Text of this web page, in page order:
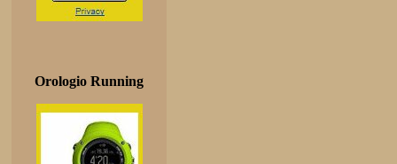
Orologio Running